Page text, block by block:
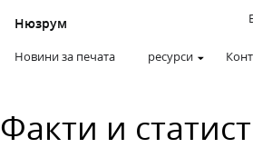
Нюзрум
Новини за печата ресурси
Факти и